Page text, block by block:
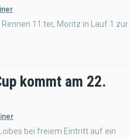
11.ter, Moritz in Lauf 1 zur
kommt am 22.
bei freiem Eintritt auf ein